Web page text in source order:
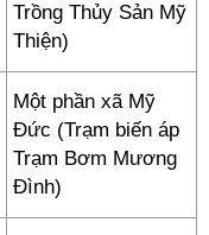
Trồng Thủy Sản Mỹ
Thiện)
Một phần xã Mỹ
Đức (Trạm biến áp
Trạm Bơm Mương
Đình)